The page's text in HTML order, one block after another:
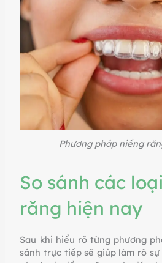
Phương pháp niềng
So sánh các
răng hiện nay
Sau khi hiểu rõ từng phương
sánh trực tiếp sẽ giúp làm rõ